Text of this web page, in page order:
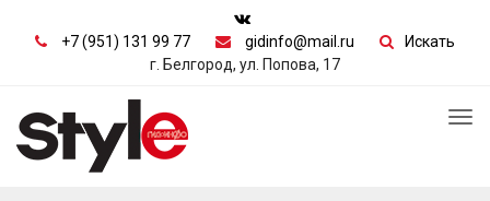
+7 (951) 131 99 77 gidinfo@mail.ru
Искать
г. Белгород, ул. Попова, 17